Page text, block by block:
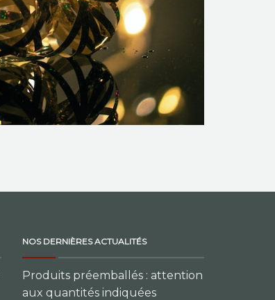
NOS DERNIÈRES ACTUALITÉS
Produits préemballés : attention
aux quantités indiquées